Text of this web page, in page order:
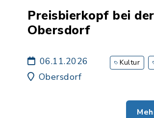
Preisbierkopf bei
Obersdorf
06.11.2026
Obersdorf
Kultur